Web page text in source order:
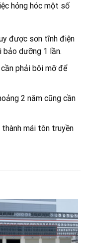
hỏng hóc một số
được sơn tĩnh điện
bảo dưỡng 1 lần.
phải bôi mỡ để
2 năm cũng cần
thành mái tôn truyền